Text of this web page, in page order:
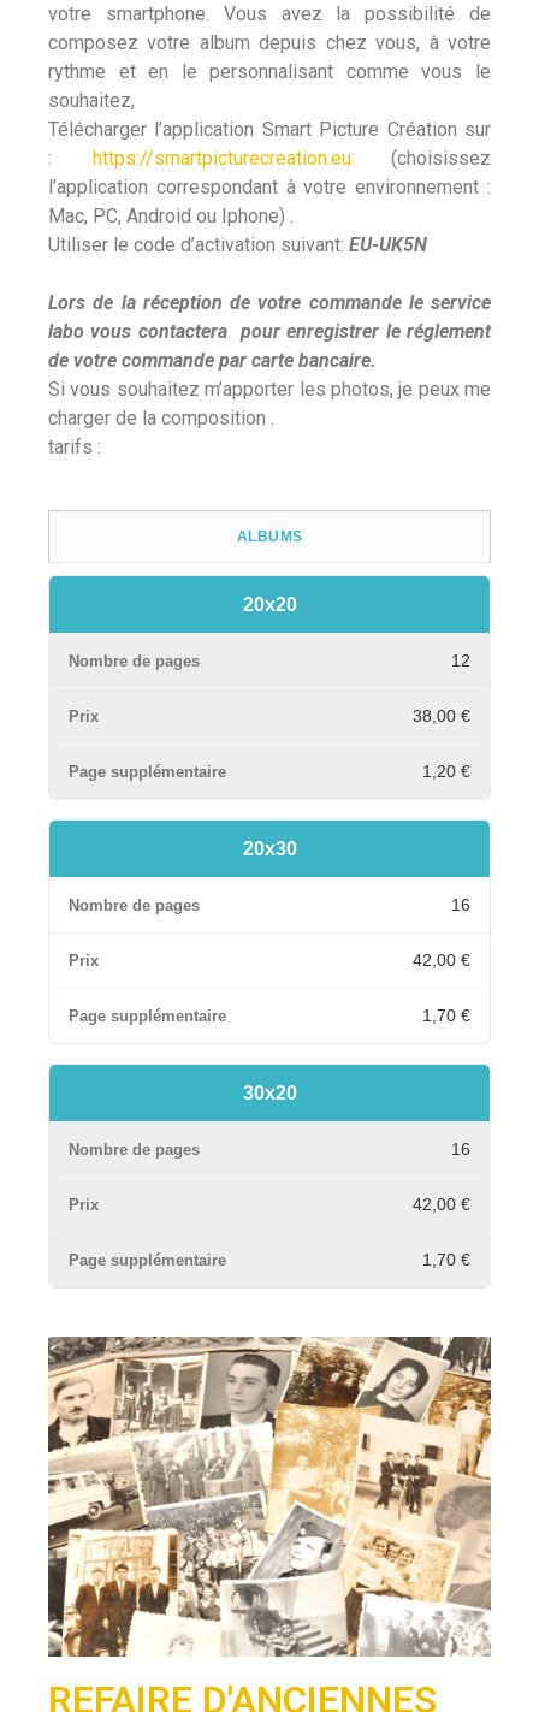
votre smartphone. Vous avez la possibilité de
composez votre album depuis chez vous, à votre
rythme et en le personnalisant comme vous le
souhaitez,
Télécharger l’application Smart Picture Création sur
: https://smartpicturecreation.eu(choisissez
l’application correspondant à votre environnement :
Mac, PC, Android ou Iphone) .
Utiliser le code d’activation suivant: EU-UK5N
Lors de la réception de votre commande le service
labo vous contactera pour enregistrer le réglement
de votre commande par carte bancaire.
Si vous souhaitez m’apporter les photos, je peux me
charger de la composition .
tarifs :
ALBUMS
20x20
12
38,00 €
1,20 €
20x30
16
42,00 €
1,70 €
30x20
16
42,00 €
1,70 €
REFAIRE D'ANCIENNES